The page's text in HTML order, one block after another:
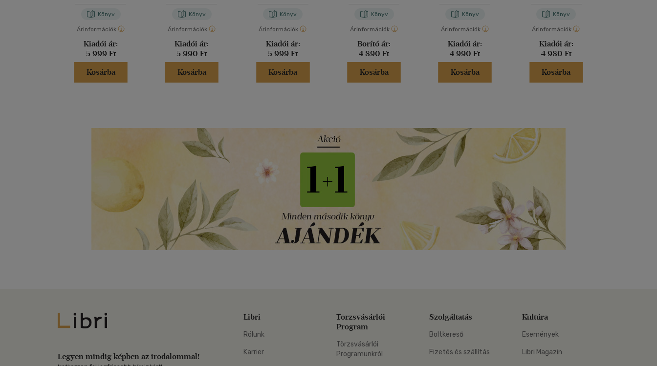
Könyv
Árinformációk
Kiadói ár:
5 999 Ft
Kosárba
Könyv
Árinformációk
Kiadói ár:
5 990 Ft
Kosárba
Könyv
Árinformációk
Kiadói ár:
5 999 Ft
Kosárba
Könyv
Árinformációk
Borító ár:
4 890 Ft
Kosárba
Könyv
Árinformációk
Kiadói ár:
4 990 Ft
Kosárba
Könyv
Árinformációk
Kiadói ár:
4 980 Ft
Kosárba
Libri
Legyen mindig képben az irodalommal!
Libri
Rólunk
Karrier
Törzsvásárlói
Program
Törzsvásárlói
Programunkról
Szolgáltatás
Boltkereső
Fizetés és szállítás
Kultúra
Események
Libri Magazin